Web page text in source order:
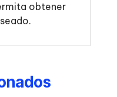
obtener